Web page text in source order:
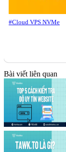
#Cloud VPS NVMe
Bài viết liên quan